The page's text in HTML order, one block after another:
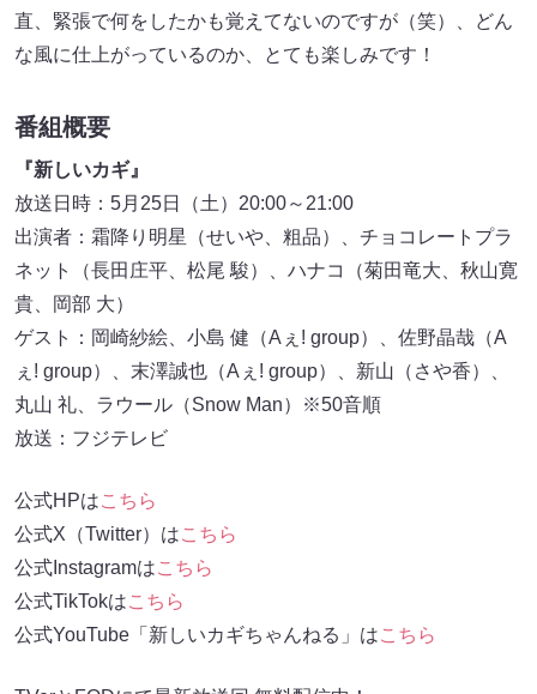
直、緊張で何をしたかも覚えてないのですが（笑）、どん
な風に仕上がっているのか、とても楽しみです！
番組概要
『新しいカギ』
放送日時：5月25日（土）20:00～21:00
出演者：霜降り明星（せいや、粗品）、チョコレートプラ
ネット（長田庄平、松尾 駿）、ハナコ（菊田竜大、秋山寛
貴、岡部 大）
ゲスト：岡崎紗絵、小島 健（Aぇ! group）、佐野晶哉（A
ぇ! group）、末澤誠也（Aぇ! group）、新山（さや香）、
丸山 礼、ラウール（Snow Man）※50音順
放送：フジテレビ
公式HPはこちら
公式X（Twitter）はこちら
公式Instagramはこちら
公式TikTokはこちら
公式YouTube「新しいカギちゃんねる」はこちら